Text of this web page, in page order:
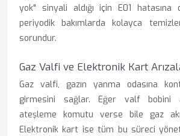
yok" sinyali aldığı için E01 hatasına
periyodik bakımlarda kolayca
sorundur.
Gaz Valfi ve Elektronik Kart
Gaz valfi, gazın yanma odasına
girmesini sağlar. Eğer valf bobini
ateşleme komutu verse bile gaz
Elektronik kart ise tüm bu süreci